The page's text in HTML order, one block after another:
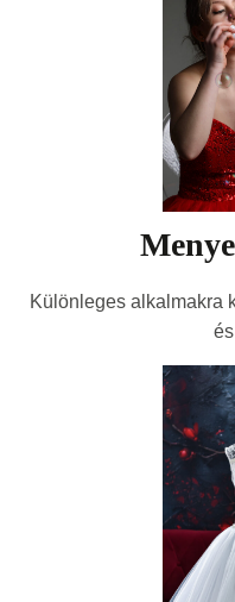
Különleges alkalmakra